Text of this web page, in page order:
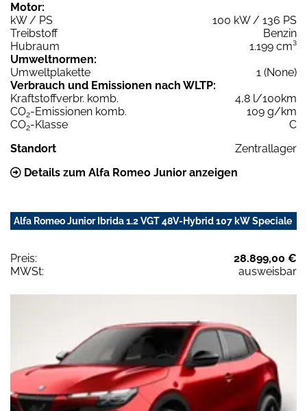
Motor:
kW / PS
100 kW / 136 PS
Treibstoff
Benzin
Hubraum
1.199 cm³
Umweltnormen:
Umweltplakette
1 (None)
Verbrauch und Emissionen nach WLTP:
Kraftstoffverbr. komb.
4,8 l/100km
CO2-Emissionen komb.
109 g/km
CO2-Klasse
C
Standort
Zentrallager
Details zum Alfa Romeo Junior anzeigen
Alfa Romeo Junior Ibrida 1.2 VGT 48V-Hybrid 107 kW Speciale
Preis:
28.899,00 €
MWSt:
ausweisbar